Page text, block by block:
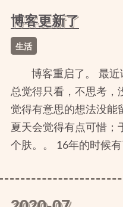
博客更新了
生活
博客重启了。 最近
总觉得只看，不思考，
觉得有意思的想法没能
夏天会觉得有点可惜；
个肤。。 16年的时候有